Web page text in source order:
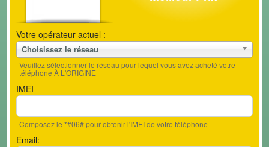
Votre opérateur actuel :
Choisissez le réseau
Veuillez sélectionner le réseau pour lequel vous avez acheté votre
téléphone À L'ORIGINE
IMEI
Composez le *#06# pour obtenir l'IMEI de votre téléphone
Email: